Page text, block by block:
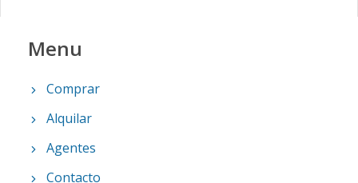
Menu
Comprar
Alquilar
Agentes
Contacto